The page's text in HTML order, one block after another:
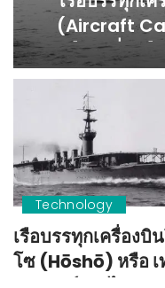
(Aircraft
เรือรบที่ถูกลื
Technology
เรือบรรทุกเครื่องบิ
โซ (Hōshō) หรือ